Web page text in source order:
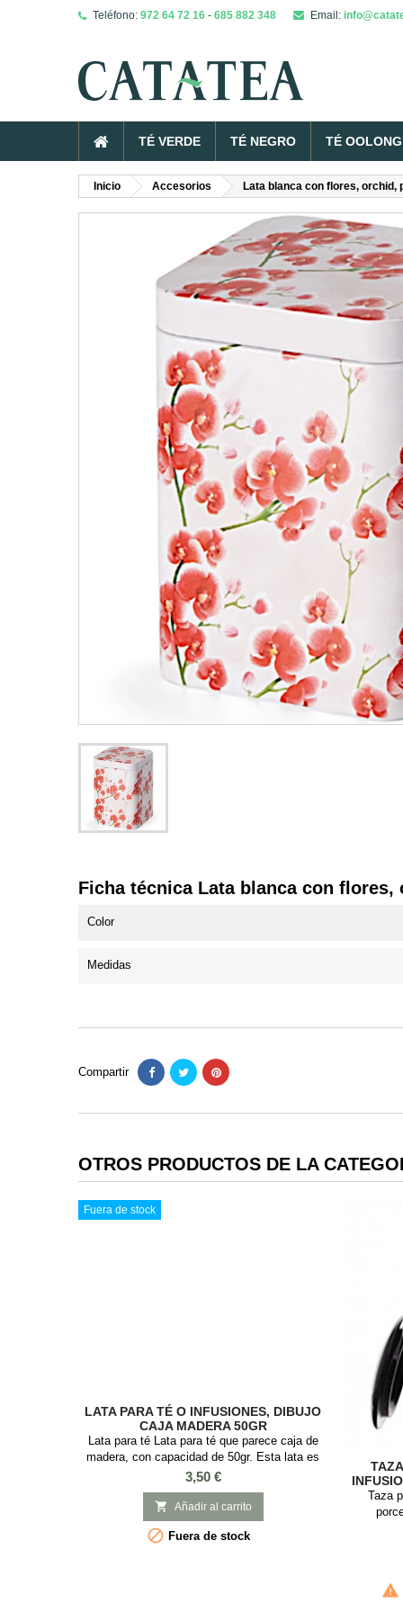
Teléfono: 972 64 72 16 - 685 882 348 Email:
TÉ VERDE TÉ NEGRO TÉ
Inicio Accesorios Lata blanca con flores, orchid,
Ficha técnica Lata blanca con flores,
Color
Medidas
Compartir
OTROS PRODUCTOS DE LA
Fuera de stock
LATA PARA TÉ O INFUSIONES, DIBUJO
CAJA MADERA 50GR
Lata para té Lata para té que parece caja de
madera, con capacidad de 50gr. Esta lata es
ideal guardar té o infusiones, es cuadrada con
tapa a presión y con Medidas: 6 x 6 x 8 cm.
Precio
3,50 €
 Añadir al carrito
 Fuera de stock
Taza
ya
tomar el
